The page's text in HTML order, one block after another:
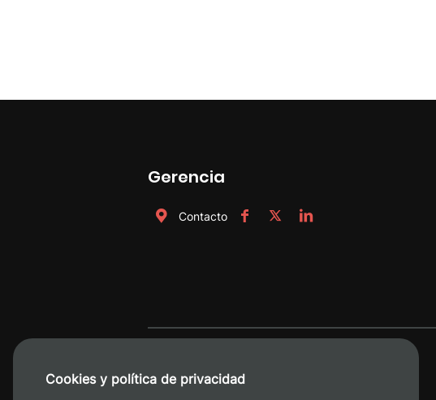
Gerencia
Contacto
Cookies y política de privacidad